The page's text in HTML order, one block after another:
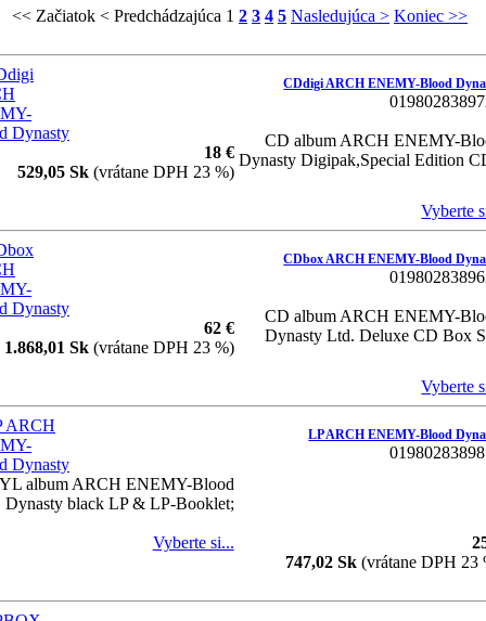
<< Začiatok < Predchádzajúca 1 2 3 4 5 Nasledujúca > Koniec >>
CDdigi ARCH ENEMY-Blood
CD album ARCH ENEMY-
Dynasty Digipak,Special Edition
18 €
529,05 Sk(vrátane DPH 23 %)
Vyberte
CDbox ARCH ENEMY-Blood
CD album ARCH ENEMY-
Dynasty Ltd. Deluxe CD Box
62 €
1.868,01 Sk(vrátane DPH 23 %)
Vyberte
LP ARCH ENEMY-Blood
album ARCH ENEMY-Blood
Dynasty black LP & LP-Booklet;
747,02 Sk (vrátane DPH 23
Vyberte si...